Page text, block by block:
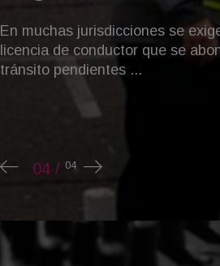
Entre los 10 0km más
chinos. Y uno es 100 por ciento
superan los 32 millones de pesos